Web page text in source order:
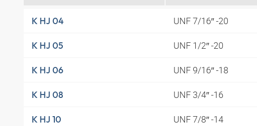
K HJ 04 UNF 7/16″ -20
K HJ 05 UNF 1/2″ -20
K HJ 06 UNF 9/16″ -18
K HJ 08 UNF 3/4″ -16
K HJ 10 UNF 7/8″ -14